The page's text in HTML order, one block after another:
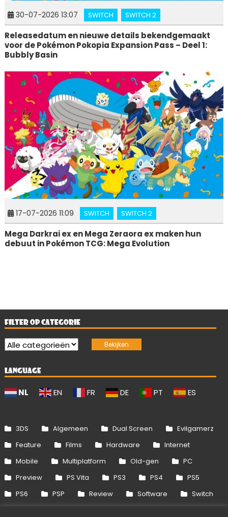
30-07-2026 13:07 SWITCH SWITCH 2
Releasedatum en nieuwe details bekendgemaakt
voor de Pokémon Pokopia Expansion Pass – Deel 1:
Bubbly Basin
17-07-2026 11:09 SWITCH SWITCH 2
Mega Darkrai ex en Mega Zeraora ex maken hun
debuut in Pokémon TCG: Mega Evolution
FILTER OP CATEGORIE
LANGUAGE
NL EN FR DE PT ES
3DS Algemeen Dual Screen
Evilgamerz
Feature
Films Hardware
Internet
Mobile
Multiplatform Old-gen
PC
Preview
PS Vita PS3 PS4
PS5
PS6
PSP Review Software
Switch